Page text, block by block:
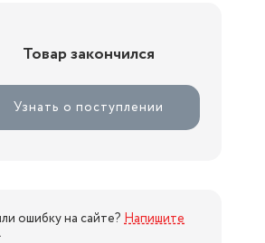
Товар закончился
Узнать о поступлении
ошибку на сайте? Напишите
.